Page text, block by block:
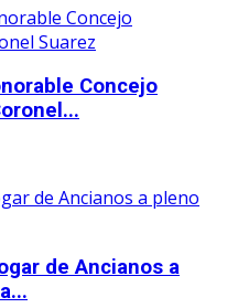
Concejo
de Ancianos a